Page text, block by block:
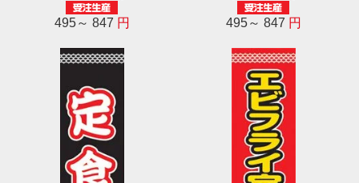
495～ 847 円 495～ 847 円